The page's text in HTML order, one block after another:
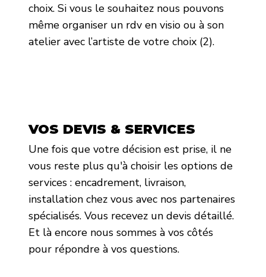
choix. Si vous le souhaitez nous pouvons
même organiser un rdv en visio ou à son
atelier avec l’artiste de votre choix (2).
VOS DEVIS & SERVICES
Une fois que votre décision est prise, il ne
vous reste plus qu'à choisir les options de
services : encadrement, livraison,
installation chez vous avec nos partenaires
spécialisés. Vous recevez un devis détaillé.
Et là encore nous sommes à vos côtés
pour répondre à vos questions.